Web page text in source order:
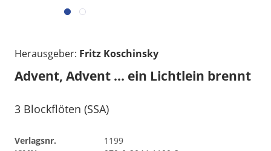
Herausgeber: Fritz Koschinsky
Advent, Advent ... ein Lichtlein brennt
3 Blockflöten (SSA)
Verlagsnr.
1199